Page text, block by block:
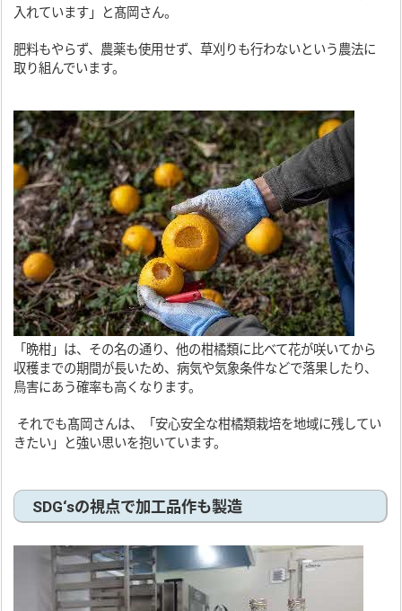
入れています」と髙岡さん。
肥料もやらず、農薬も使用せず、草刈りも行わないという農法に
取り組んでいます。
「晩柑」は、その名の通り、他の柑橘類に比べて花が咲いてから
収穫までの期間が長いため、病気や気象条件などで落果したり、
鳥害にあう確率も高くなります。
それでも髙岡さんは、「安心安全な柑橘類栽培を地域に残してい
きたい」と強い思いを抱いています。
SDG‘sの視点で加工品作も製造